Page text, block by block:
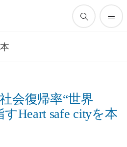
会復帰率“世界
Heart safe cityを本